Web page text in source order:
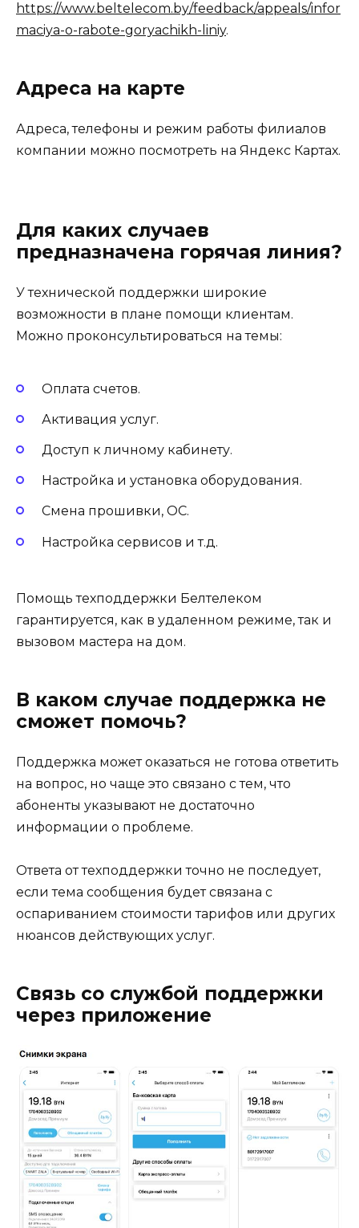
https://www.beltelecom.by/feedback/appeals/infor
maciya-o-rabote-goryachikh-liniy.
Адреса на карте
Адреса, телефоны и режим работы филиалов
компании можно посмотреть на Яндекс Картах.
Для каких случаев
предназначена горячая линия?
У технической поддержки широкие
возможности в плане помощи клиентам.
Можно проконсультироваться на темы:
Оплата счетов.
Активация услуг.
Доступ к личному кабинету.
Настройка и установка оборудования.
Смена прошивки, ОС.
Настройка сервисов и т.д.
Помощь техподдержки Белтелеком
гарантируется, как в удаленном режиме, так и
вызовом мастера на дом.
В каком случае поддержка не
сможет помочь?
Поддержка может оказаться не готова ответить
на вопрос, но чаще это связано с тем, что
абоненты указывают не достаточно
информации о проблеме.
Ответа от техподдержки точно не последует,
если тема сообщения будет связана с
оспариванием стоимости тарифов или других
нюансов действующих услуг.
Связь со службой поддержки
через приложение